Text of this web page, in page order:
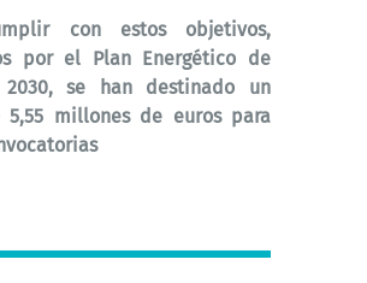
con estos objetivos,
por el Plan Energético de
2030, se han destinado un
millones de euros para